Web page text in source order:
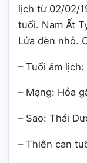
lịch từ 02/02/
tuổi. Nam Ất
Lửa đèn nhỏ.
– Tuổi âm
– Mạng: Hỏa
– Sao: Thái
– Thiên can